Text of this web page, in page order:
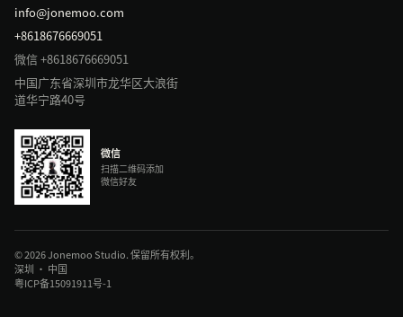
info@jonemoo.com
+8618676669051
微信 +8618676669051
中国广东省深圳市龙华区大浪街
道华宁路40号
微信
扫描二维码添加
微信好友
© 2026 Jonemoo Studio. 保留所有权利。
深圳 · 中国
粤ICP备15091911号-1